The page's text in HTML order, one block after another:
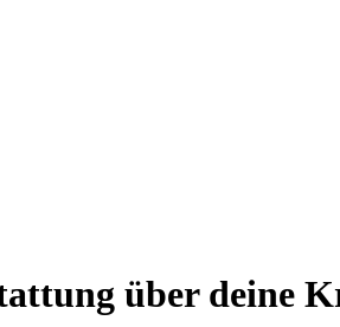
über deine